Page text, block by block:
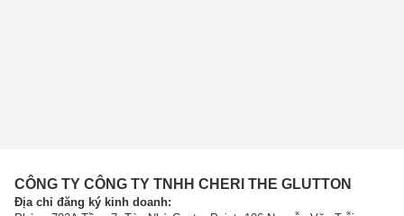
CÔNG TY CÔNG TY TNHH CHERI THE GLUTTON
Địa chỉ đăng ký kinh doanh: